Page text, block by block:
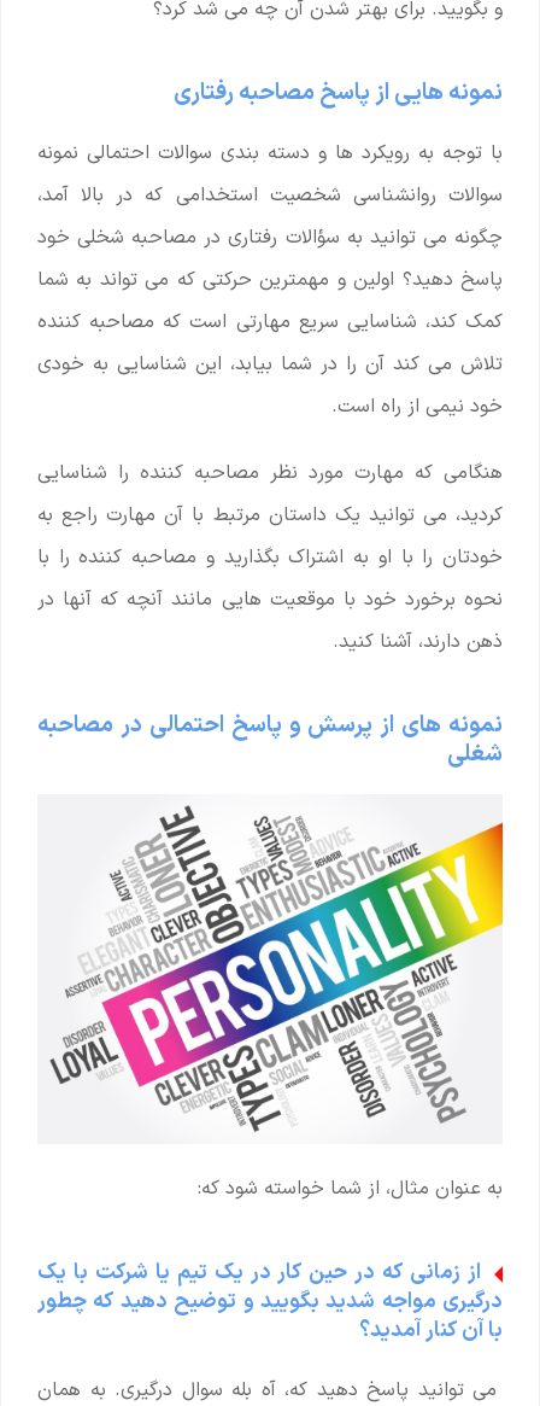
و بگویید. برای بهتر شدن آن چه می شد کرد؟
نمونه هایی از پاسخ مصاحبه رفتاری
با توجه به رویکرد ها و دسته بندی سوالات احتمالی نمونه
سوالات روانشناسی شخصیت استخدامی که در بالا آمد،
چگونه می ‌توانید به سؤالات رفتاری در مصاحبه شخلی خود
پاسخ دهید؟ اولین و مهمترین حرکتی که می تواند به شما
کمک کند، شناسایی سریع مهارتی است که مصاحبه کننده
تلاش می کند آن را در شما بیابد، این شناسایی به خودی
خود نیمی از راه است.
هنگامی که مهارت مورد نظر مصاحبه کننده را شناسایی
کردید، می توانید یک داستان مرتبط با آن مهارت راجع به
خودتان را با او به اشتراک بگذارید و مصاحبه کننده را با
نحوه برخورد خود با موقعیت هایی مانند آنچه که آنها در
ذهن دارند، آشنا کنید.
نمونه های از پرسش و پاسخ احتمالی در مصاحبه
شغلی
به عنوان مثال، از شما خواسته شود که:
از زمانی که در حین کار در یک تیم یا شرکت با یک
درگیری مواجه شدید بگویید و توضیح دهید که چطور
با آن کنار آمدید؟
می توانید پاسخ دهید که، آه بله سوال درگیری. به همان